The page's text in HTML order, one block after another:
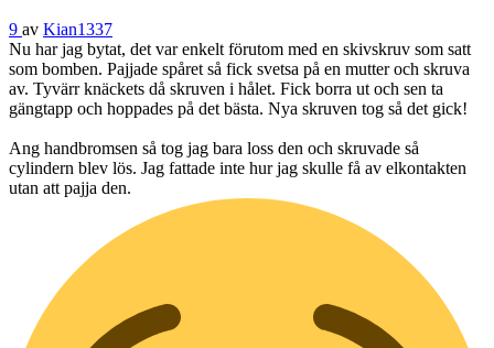
9 av Kian1337
Nu har jag bytat, det var enkelt förutom med en skivskruv som satt
som bomben. Pajjade spåret så fick svetsa på en mutter och skruva
av. Tyvärr knäckets då skruven i hålet. Fick borra ut och sen ta
gängtapp och hoppades på det bästa. Nya skruven tog så det gick!
Ang handbromsen så tog jag bara loss den och skruvade så
cylindern blev lös. Jag fattade inte hur jag skulle få av elkontakten
utan att pajja den.